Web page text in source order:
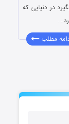
در دنیایی که
مطلب